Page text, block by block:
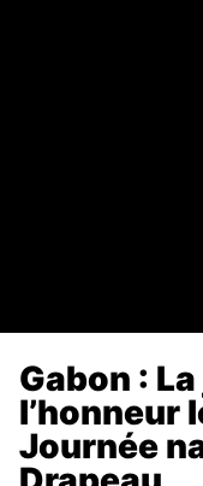
Gabon :
l’honneur
Journée